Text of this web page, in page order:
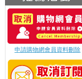
申請購物網會員資料刪除